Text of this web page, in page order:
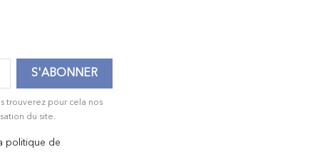
trouverez pour cela nos
du site.
politique de